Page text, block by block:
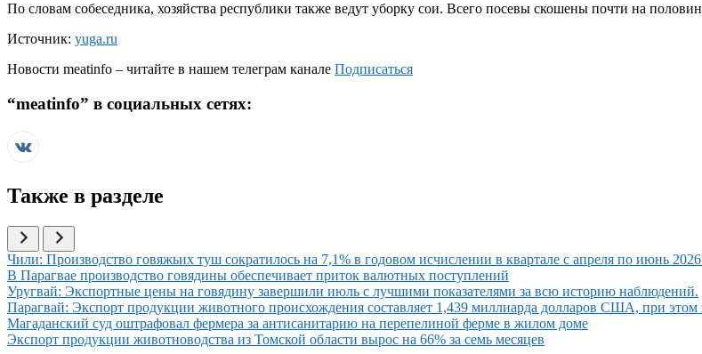
По словам собеседника, хозяйства республики также ведут уборку сои. Всего посевы скошены почти на
Источник: yuga.ru
Новости meatinfo – читайте в нашем телеграм канале Подписаться
“meatinfo” в социальных сетях:
Также в разделе
Иллюстрация новости
Чили: Производство говяжьих туш сократилось на 7,1% в годовом исчислении в квартале с апреля по июнь 2026
Иллюстрация новости
В Парагвае производство говядины обеспечивает приток валютных поступлений
Иллюстрация новости
Уругвай: Экспортные цены на говядину завершили июль с лучшими показателями за всю историю наблюдений.
Иллюстрация новости
Парагвай: Экспорт продукции животного происхождения составляет 1,439 миллиарда долларов США, при этом
Иллюстрация новости
Магаданский суд оштрафовал фермера за антисанитарию на перепелиной ферме в жилом доме
Иллюстрация новости
Экспорт продукции животноводства из Томской области вырос на 66% за семь месяцев